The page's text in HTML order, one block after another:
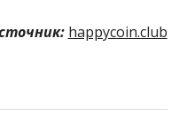
happycoin.club